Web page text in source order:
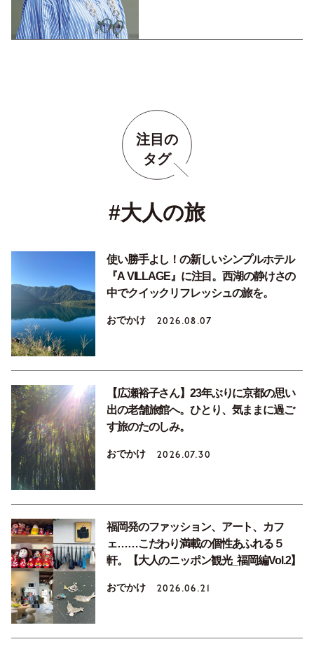
注目の
タグ
#大人の旅
使い勝手よし！の新しいシンプルホテル
『A VILLAGE』に注目。西湖の静けさの
中でクイックリフレッシュの旅を。
おでかけ 2026.08.07
【広瀬裕子さん】23年ぶりに京都の思い
出の老舗旅館へ。ひとり、気ままに過ご
す旅のたのしみ。
おでかけ 2026.07.30
福岡発のファッション、アート、カフ
ェ……こだわり満載の個性あふれる５
軒。【大人のニッポン観光_福岡編Vol.2】
おでかけ 2026.06.21